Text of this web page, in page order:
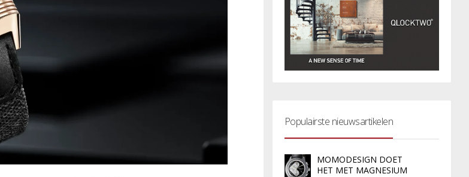
Populairste nieuwsartikelen
MOMODESIGN DOET
HET MET MAGNESIUM